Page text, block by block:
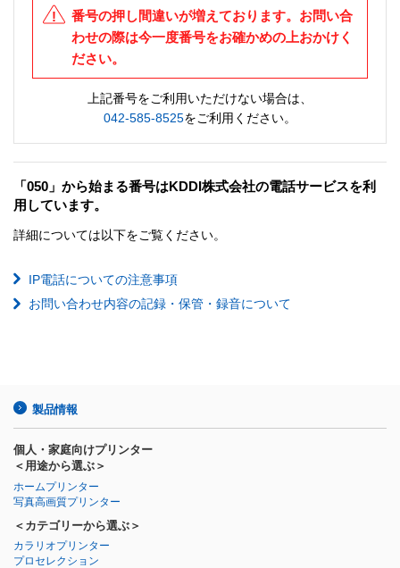
番号の押し間違いが増えております。お問い合
わせの際は今一度番号をお確かめの上おかけく
ださい。
上記番号をご利用いただけない場合は、
042-585-8525をご利用ください。
「050」から始まる番号はKDDI株式会社の電話サービスを利
用しています。
詳細については以下をご覧ください。
IP電話についての注意事項
お問い合わせ内容の記録・保管・録音について
製品情報
個人・家庭向けプリンター
＜用途から選ぶ＞
ホームプリンター
写真高画質プリンター
＜カテゴリーから選ぶ＞
カラリオプリンター
プロセレクション